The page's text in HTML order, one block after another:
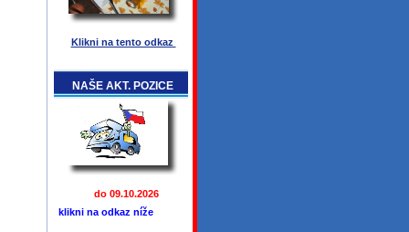
Klikni na tento odkaz
NAŠE AKT. POZICE
do 09.10.2026
klikni na odkaz níže